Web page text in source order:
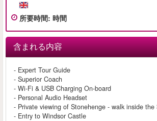
所要時間: 時間
含まれる内容
- Expert Tour Guide
- Superior Coach
- Wi-Fi & USB Charging On-board
- Personal Audio Headset
- Private viewing of Stonehenge - walk inside the
- Entry to Windsor Castle